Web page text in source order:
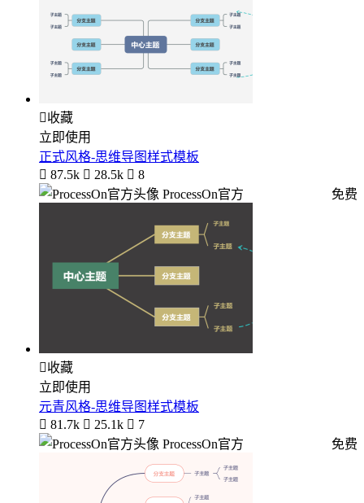
收藏
立即使用
正式风格-思维导图样式模板
 87.5k  28.5k  8
ProcessOn官方
免费
收藏
立即使用
元青风格-思维导图样式模板
 81.7k  25.1k  7
ProcessOn官方
免费